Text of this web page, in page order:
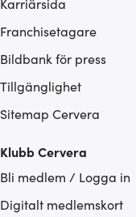
Franchisetagare
Bildbank för press
Tillgänglighet
Sitemap Cervera
Klubb Cervera
Bli medlem / Logga in
Digitalt medlemskort